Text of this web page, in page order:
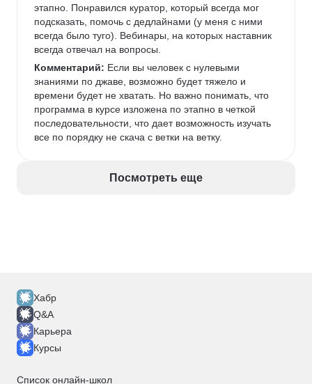
этапно. Понравился куратор, который всегда мог
подсказать, помочь с дедлайнами (у меня с ними
всегда было туго). Вебинары, на которых наставник
всегда отвечал на вопросы.
Комментарий: Если вы человек с нулевыми
знаниями по джаве, возможно будет тяжело и
времени будет не хватать. Но важно понимать, что
программа в курсе изложена по этапно в четкой
последовательности, что дает возможность изучать
все по порядку не скача с ветки на ветку.
Посмотреть еще
Хабр
Q&A
Карьера
Курсы
Список онлайн-школ